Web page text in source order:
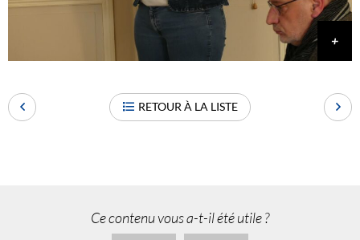
RETOUR À LA LISTE
Ce contenu vous a-t-il été utile ?